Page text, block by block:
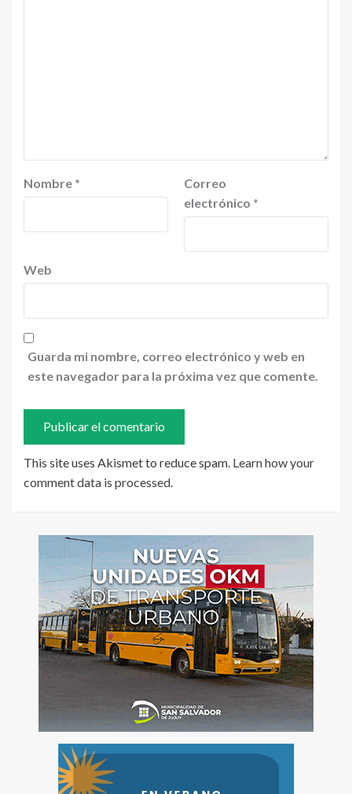
Nombre *
Correo
electrónico *
Web
Guarda mi nombre, correo electrónico y web en
este navegador para la próxima vez que comente.
This site uses Akismet to reduce spam. Learn how your
comment data is processed